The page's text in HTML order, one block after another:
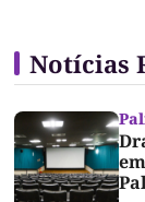
Notícias